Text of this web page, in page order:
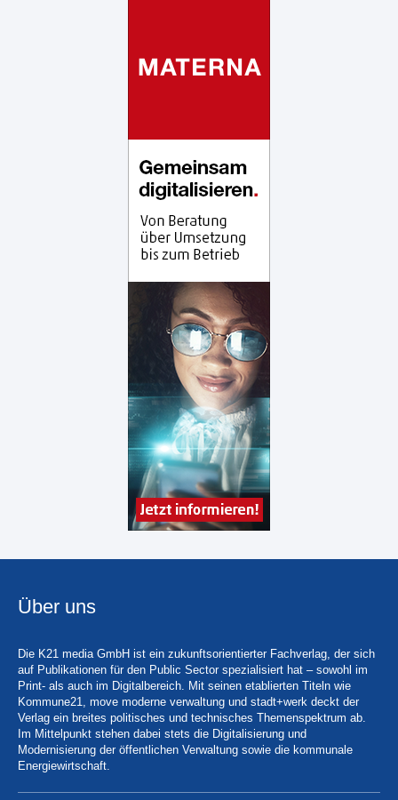
Über uns
Die K21 media GmbH ist ein zukunftsorientierter Fachverlag, der sich
auf Publikationen für den Public Sector spezialisiert hat – sowohl im
Print- als auch im Digitalbereich. Mit seinen etablierten Titeln wie
Kommune21, move moderne verwaltung und stadt+werk deckt der
Verlag ein breites politisches und technisches Themenspektrum ab.
Im Mittelpunkt stehen dabei stets die Digitalisierung und
Modernisierung der öffentlichen Verwaltung sowie die kommunale
Energiewirtschaft.